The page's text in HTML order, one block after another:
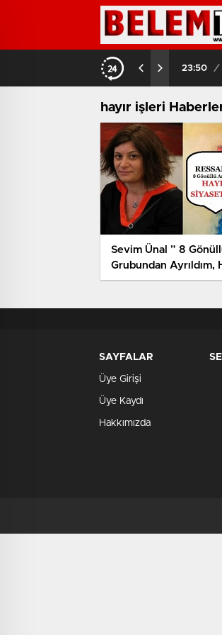
hayır işleri
Sevim Ünal ” 8
Grubundan Ayrıldım,
İşlerine Siyaset
SAYFALAR
Üye Girişi
Üye Kaydı
Hakkımızda